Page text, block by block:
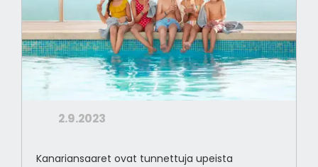
2.9.2023
Kanariansaaret ovat tunnettuja upeista